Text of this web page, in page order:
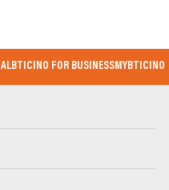
BTICINO FOR BUSINESSMYBTICINO